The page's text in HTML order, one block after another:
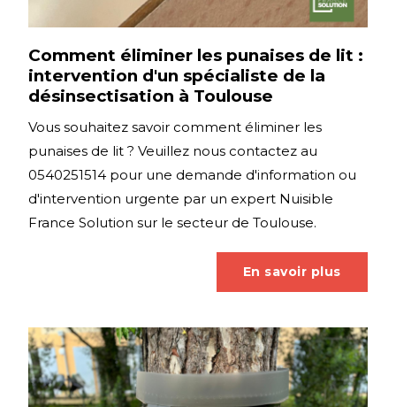
Comment éliminer les punaises de lit :
intervention d'un spécialiste de la
désinsectisation à Toulouse
Vous souhaitez savoir comment éliminer les
punaises de lit ? Veuillez nous contactez au
0540251514 pour une demande d'information ou
d'intervention urgente par un expert Nuisible
France Solution sur le secteur de Toulouse.
En savoir plus